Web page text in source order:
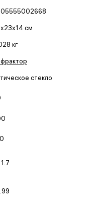
см
кг
стекло